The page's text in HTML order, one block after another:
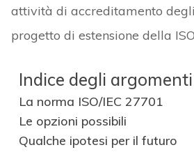
attività di accreditamento
progetto di estensione della
Indice degli argomenti
La norma ISO/IEC 27701
Le opzioni possibili
Qualche ipotesi per il futuro